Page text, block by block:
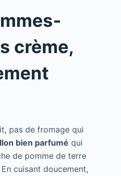
crème,
pas de fromage qui
bien parfumé qui
de pomme de terre
cuisant doucement,